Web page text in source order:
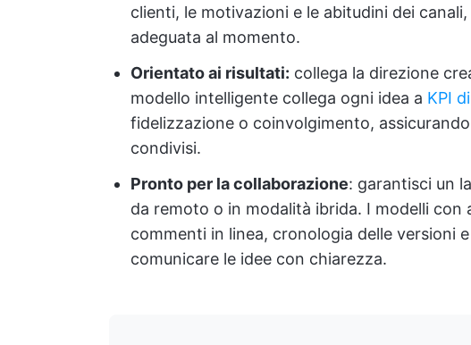
clienti, le motivazioni e le abitudini dei
adeguata al momento.
Orientato ai risultati: collega la direzione
modello intelligente collega ogni idea a KPI
fidelizzazione o coinvolgimento,
condivisi.
Pronto per la collaborazione: garantisci un
da remoto o in modalità ibrida. I modelli con
commenti in linea, cronologia delle versioni
comunicare le idee con chiarezza.